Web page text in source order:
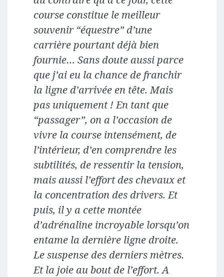
course constitue le meilleur
souvenir “équestre” d’une
carrière pourtant déjà bien
fournie… Sans doute aussi parce
que j’ai eu la chance de franchir
la ligne d’arrivée en tête. Mais
pas uniquement ! En tant que
“passager”, on a l’occasion de
vivre la course intensément, de
l’intérieur, d’en comprendre les
subtilités, de ressentir la tension,
mais aussi l’effort des chevaux et
la concentration des drivers. Et
puis, il y a cette montée
d’adrénaline incroyable lorsqu’on
entame la dernière ligne droite.
Le suspense des derniers mètres.
Et la joie au bout de l’effort. A